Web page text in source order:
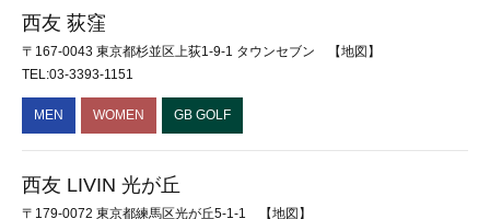
西友 荻窪
〒167-0043 東京都杉並区上荻1-9-1 タウンセブン
【地図】
TEL:03-3393-1151
MEN WOMEN GB GOLF
西友 LIVIN 光が丘
〒179-0072 東京都練馬区光が丘5-1-1
【地図】